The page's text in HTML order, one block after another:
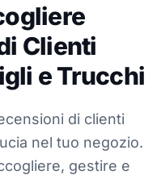
Clienti
e Trucchi
di clienti
nel tuo negozio.
gestire e